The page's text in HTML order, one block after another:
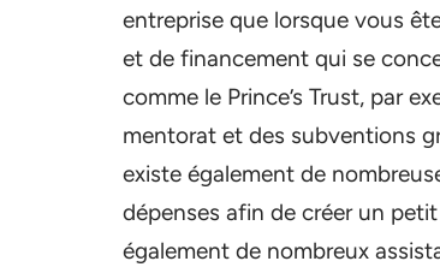
entreprise que lorsque vous
et de financement qui se
comme le Prince’s Trust, par
mentorat et des subventions
existe également de
dépenses afin de créer un
également de nombreux